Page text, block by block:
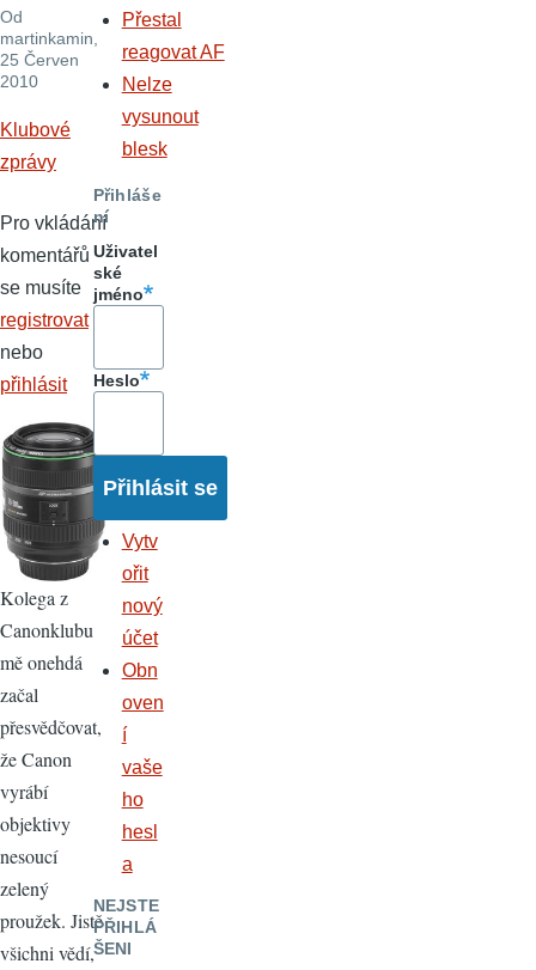
Od
martinkamin
25 Červen
2010
Klubové
zprávy
Pro vkládání
komentářů
se musíte
registrovat
nebo
přihlásit
Kolega z
Canonklubu
mě onehdá
začal
přesvědčovat,
že Canon
vyrábí
objektivy
nesoucí
zelený
proužek. Jistě
všichni vědí,
Přestal
reagovat AF
Nelze
vysunout
blesk
Přihláše
ní
Uživatel
ské
jméno
Heslo
Vytv
ořit
nový
účet
Obn
oven
í
vaše
ho
hesl
a
NEJSTE
PŘIHLÁ
ŠENI